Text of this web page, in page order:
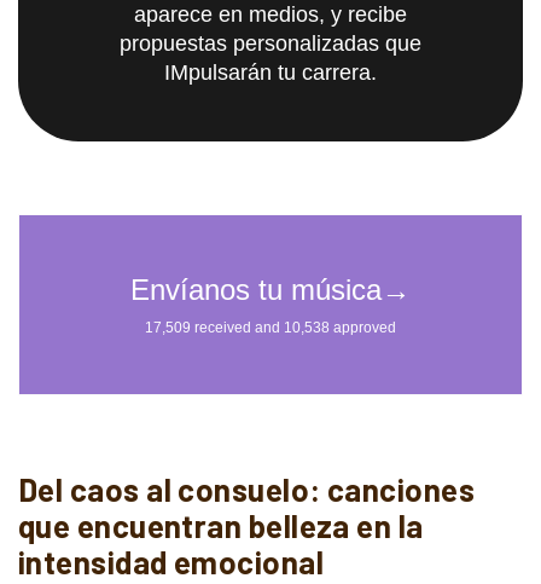
aparece en medios, y recibe
propuestas personalizadas que
IMpulsarán tu carrera.
Del caos al consuelo: canciones
que encuentran belleza en la
intensidad emocional